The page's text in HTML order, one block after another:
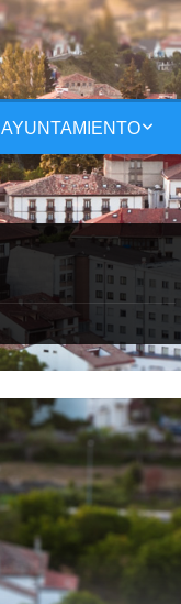
AYUNTAMIENTO